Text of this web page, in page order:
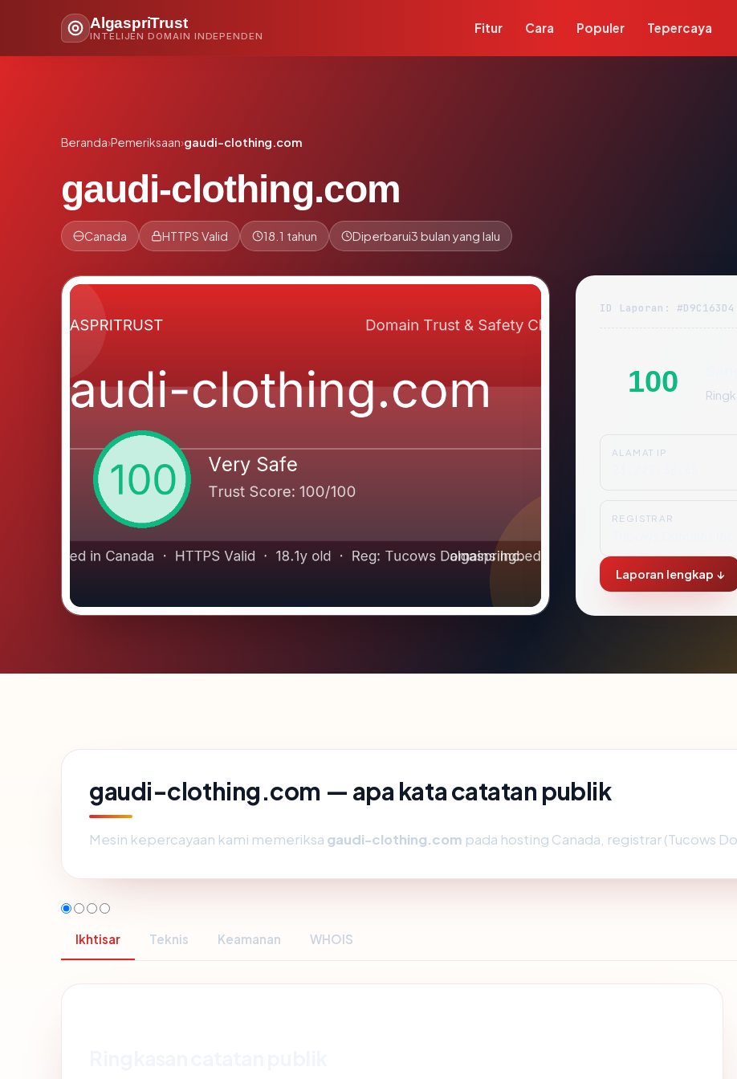
AlgaspriTrust
INTELIJEN DOMAIN INDEPENDEN
Fitur Cara Populer Tepercaya
Beranda›Pemeriksaan›gaudi-clothing.com
gaudi-clothing.com
Canada HTTPS Valid 18.1 tahun Diperbarui3 bulan yang lalu
ID Laporan: #D9C163D4
100
ALAMAT IP
REGISTRAR
Laporan lengkap ↓
gaudi-clothing.com — apa kata catatan publik
Mesin kepercayaan kami memeriksa gaudi-clothing.com pada hosting Canada, registrar (Tucows
Ikhtisar Teknis Keamanan WHOIS